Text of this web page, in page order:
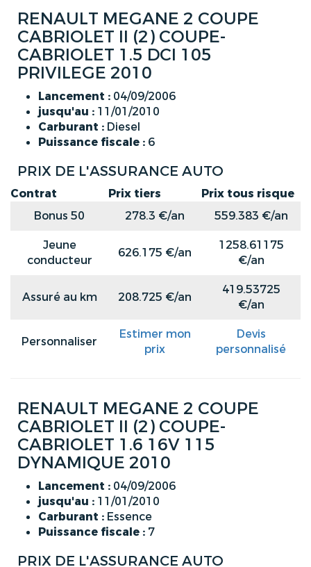
RENAULT MEGANE 2 COUPE
CABRIOLET II (2) COUPE-
CABRIOLET 1.5 DCI 105
PRIVILEGE 2010
Lancement : 04/09/2006
jusqu'au : 11/01/2010
Carburant : Diesel
Puissance fiscale : 6
PRIX DE L'ASSURANCE AUTO
Contrat Prix tiers
Prix tous risque
Bonus 50
278.3 €/an
559.383 €/an
Jeune
conducteur
626.175 €/an
1258.61175
€/an
Assuré au km 208.725 €/an
419.53725
€/an
Personnaliser
Estimer mon
prix
Devis
personnalisé
RENAULT MEGANE 2 COUPE
CABRIOLET II (2) COUPE-
CABRIOLET 1.6 16V 115
DYNAMIQUE 2010
Lancement : 04/09/2006
jusqu'au : 11/01/2010
Carburant : Essence
Puissance fiscale : 7
PRIX DE L'ASSURANCE AUTO